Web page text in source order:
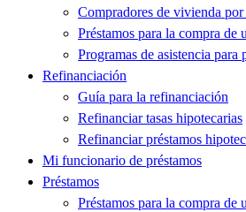
Compradores de vivienda
Préstamos para la compra de
Programas de asistencia para
Refinanciación
Guía para la refinanciación
Refinanciar tasas hipotecarias
Refinanciar préstamos
Mi funcionario de préstamos
Préstamos
Préstamos para la compra de